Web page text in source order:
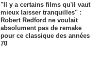
"Il y a certains films qu'il vaut
mieux laisser tranquilles" :
Robert Redford ne voulait
absolument pas de remake
pour ce classique des années
70